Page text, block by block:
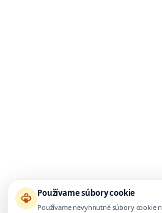
Používame súbory cookie
Používame nevyhnutné súbory cookie